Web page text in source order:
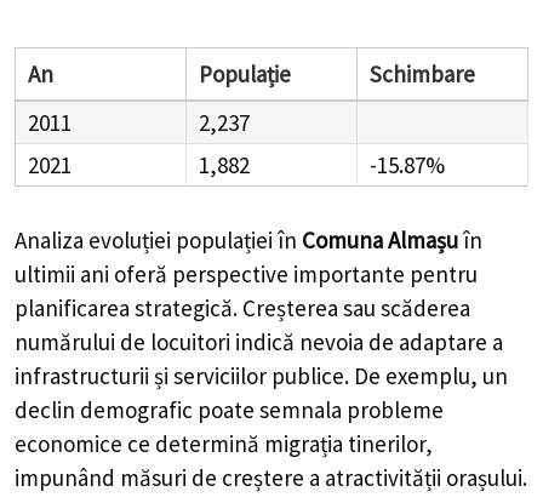
An Populație
Schimbare
2011
2,237
2021
1,882 -15.87%
Analiza evoluției populației în Comuna Almașuîn
ultimii ani oferă perspective importante pentru
planificarea strategică. Creșterea sau scăderea
numărului de locuitori indică nevoia de adaptare a
infrastructurii și serviciilor publice. De exemplu, un
declin demografic poate semnala probleme
economice ce determină migrația tinerilor,
impunând măsuri de creștere a atractivității orașului.